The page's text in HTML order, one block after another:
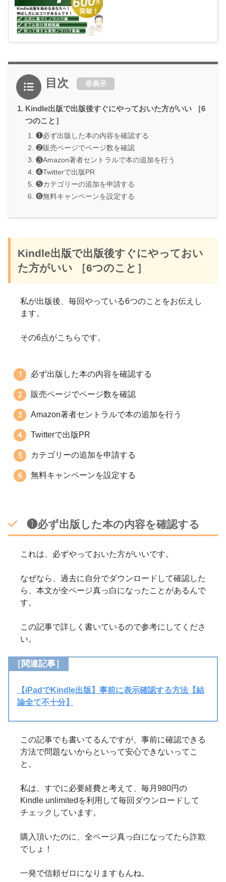
目次 非表示
Kindle出版で出版後すぐにやっておいた方がいい ［6
つのこと］
❶必ず出版した本の内容を確認する
❷販売ページでページ数を確認
❸Amazon著者セントラルで本の追加を行う
❹Twitterで出版PR
❺カテゴリーの追加を申請する
❻無料キャンペーンを設定する
Kindle出版で出版後すぐにやっておい
た方がいい ［6つのこと］
私が出版後、毎回やっている6つのことをお伝えし
ます。
その6点がこちらです。
必ず出版した本の内容を確認する
販売ページでページ数を確認
Amazon著者セントラルで本の追加を行う
Twitterで出版PR
カテゴリーの追加を申請する
無料キャンペーンを設定する
❶必ず出版した本の内容を確認する
これは、必ずやっておいた方がいいです。
なぜなら、過去に自分でダウンロードして確認した
ら、本文が全ページ真っ白になったことがあるんで
す。
この記事で詳しく書いているので参考にしてくださ
い。
［関連記事］
【iPadでKindle出版】事前に表示確認する方法【結
論全て不十分】
この記事でも書いてるんですが、事前に確認できる
方法で問題ないからといって安心できないってこ
と。
私は、すでに必要経費と考えて、毎月980円の
Kindle unlimitedを利用して毎回ダウンロードして
チェックしています。
購入頂いたのに、全ページ真っ白になってたら詐欺
でしょ！
一発で信頼ゼロになりますもんね。